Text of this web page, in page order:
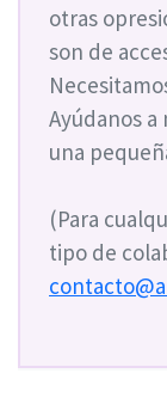
otras
son de
Ayúdanos
una
(Para
tipo de